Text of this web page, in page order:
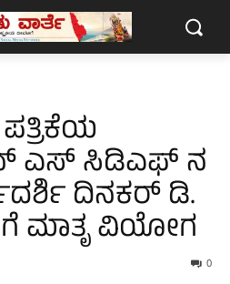
ಎಸ್ ಸಿಡಿಎಫ್ ನ
ದಿನಕರ್ ಡಿ.
ಮಾತೃ ವಿಯೋಗ
0